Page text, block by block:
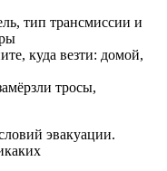
тип трансмиссии и
куда везти: домой,
тросы,
эвакуации.